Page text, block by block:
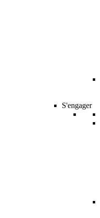
S'engager